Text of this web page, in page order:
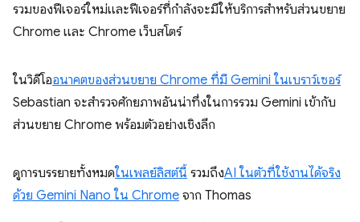
รวมของฟีเจอร์ใหม่และฟีเจอร์ที่กำลังจะมีให้บริการสำหรับส่วนขยาย
Chrome และ Chrome เว็บสโตร์
ในวิดีโออนาคตของส่วนขยาย Chrome ที่มี Gemini ในเบราว์เซอร์
Sebastian จะสำรวจศักยภาพอันน่าทึ่งในการรวม Gemini เข้ากับ
ส่วนขยาย Chrome พร้อมตัวอย่างเชิงลึก
ดูการบรรยายทั้งหมดในเพลย์ลิสต์นี้ รวมถึงAI ในตัวที่ใช้งานได้จริง
ด้วย Gemini Nano ใน Chrome จาก Thomas